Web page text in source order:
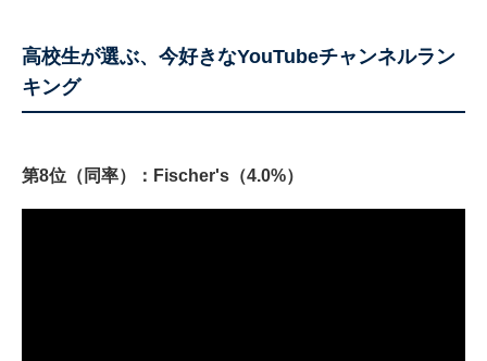
高校生が選ぶ、今好きなYouTubeチャンネルラン
キング
第8位（同率）：Fischer's（4.0%）